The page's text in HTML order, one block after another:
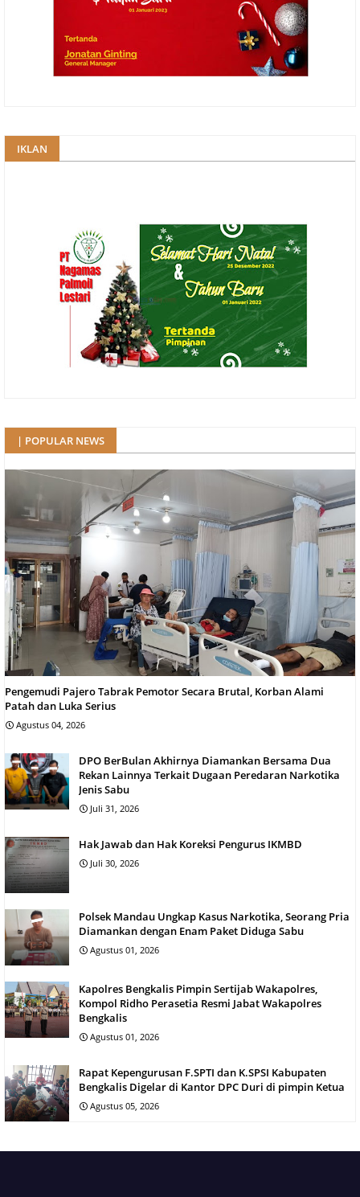
IKLAN
| POPULAR NEWS
Pengemudi Pajero Tabrak Pemotor Secara Brutal, Korban Alami
Patah dan Luka Serius
Agustus 04, 2026
DPO BerBulan Akhirnya Diamankan Bersama Dua
Rekan Lainnya Terkait Dugaan Peredaran Narkotika
Jenis Sabu
Juli 31, 2026
Hak Jawab dan Hak Koreksi Pengurus IKMBD
Juli 30, 2026
Polsek Mandau Ungkap Kasus Narkotika, Seorang Pria
Diamankan dengan Enam Paket Diduga Sabu
Agustus 01, 2026
Kapolres Bengkalis Pimpin Sertijab Wakapolres,
Kompol Ridho Perasetia Resmi Jabat Wakapolres
Bengkalis
Agustus 01, 2026
Rapat Kepengurusan F.SPTI dan K.SPSI Kabupaten
Bengkalis Digelar di Kantor DPC Duri di pimpin Ketua
Agustus 05, 2026